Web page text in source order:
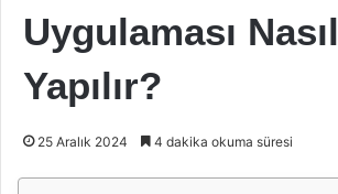
Uygulaması Nasıl
Yapılır?
25 Aralık 2024 4 dakika okuma süresi